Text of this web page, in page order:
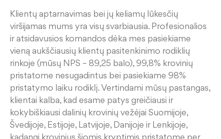
Klientų aptarnavimas bei jų keliamų lūkesčių
viršijamas mums yra visų svarbiausia. Profesionalios
ir atsidavusios komandos dėka mes pasiekiame
vieną aukščiausių klientų pasitenkinimo rodiklių
rinkoje (mūsų NPS – 89,25 balo), 99,8% krovinių
pristatome nesugadintus bei pasiekiame 98%
pristatymo laiku rodiklį. Vertindami mūsų pastangas,
klientai kalba, kad esame patys greičiausi ir
kokybiškiausi dalinių krovinių vežėjai Suomijoje,
Švedijoje, Estijoje, Latvijoje, Danijoje ir Lenkijoje,